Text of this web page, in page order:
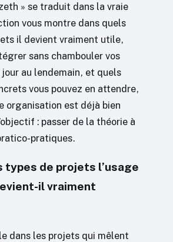
» se traduit dans la vraie
vous montre dans quels
il devient vraiment utile,
sans chambouler vos
au lendemain, et quels
vous pouvez en attendre,
organisation est déjà bien
: passer de la théorie à
pratiques.
types de projets l’usage
il vraiment
dans les projets qui mêlent